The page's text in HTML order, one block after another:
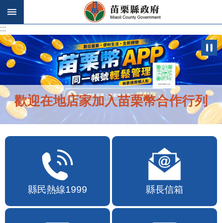
跳到主要內容區塊
:::
:::
歡迎在地店家加入苗栗幣合作行列
縣民熱線1999 縣長信箱